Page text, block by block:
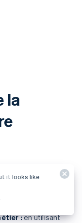
la
plus
:en utilisant
it looks like